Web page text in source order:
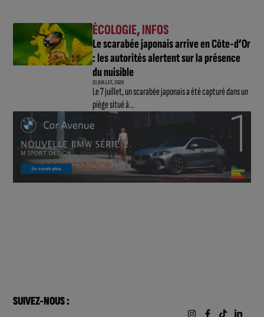
ÉCOLOGIE,INFOS
Le scarabée japonais arrive en Côte-d’Or
: les autorités alertent sur la présence
du nuisible
21 JUILLET, 2026
Le 7 juillet, un scarabée japonais a été capturé dans un
piège situé à...
SUIVEZ-NOUS :